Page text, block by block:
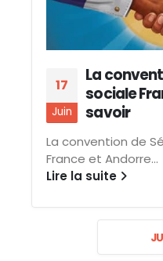
17
Juin
La
sociale
savoir
La convention de
France et Andorre...
Lire la suite